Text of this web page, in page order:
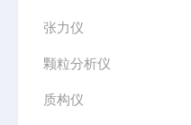
张力仪
颗粒分析仪
质构仪